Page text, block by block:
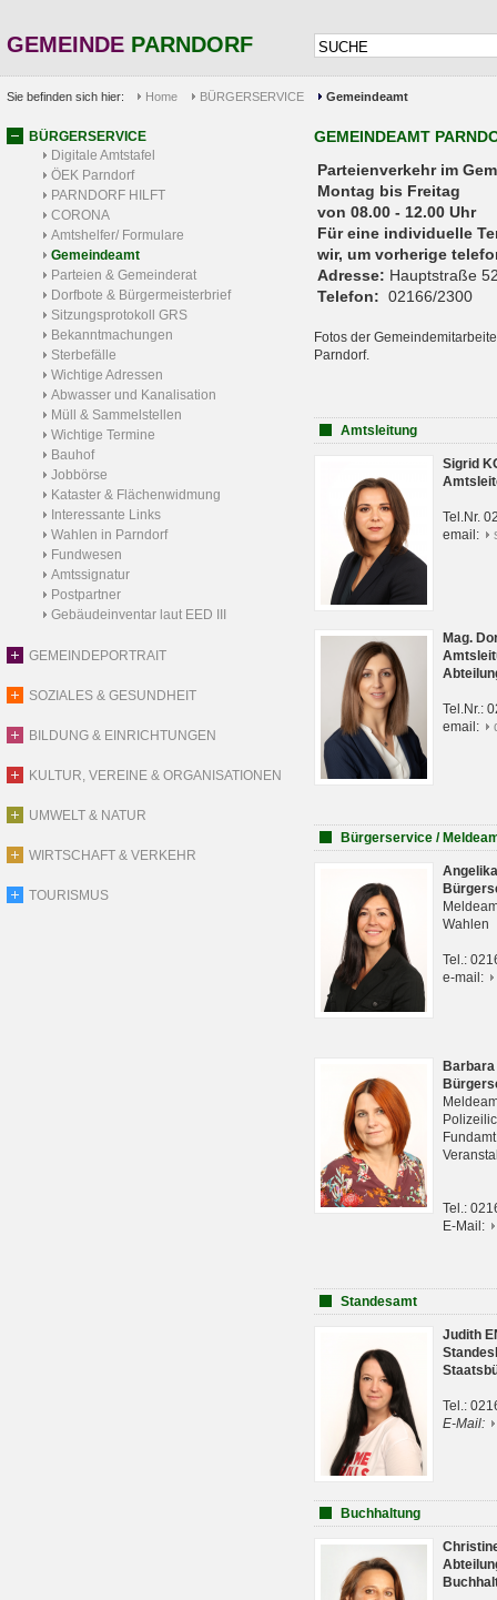
GEMEINDE PARNDORF
Sie befinden sich hier: Home BÜRGERSERVICE Gemeindeamt
BÜRGERSERVICE
Digitale Amtstafel
ÖEK Parndorf
PARNDORF HILFT
CORONA
Amtshelfer/ Formulare
Gemeindeamt
Parteien & Gemeinderat
Dorfbote & Bürgermeisterbrief
Sitzungsprotokoll GRS
Bekanntmachungen
Sterbefälle
Wichtige Adressen
Abwasser und Kanalisation
Müll & Sammelstellen
Wichtige Termine
Bauhof
Jobbörse
Kataster & Flächenwidmung
Interessante Links
Wahlen in Parndorf
Fundwesen
Amtssignatur
Postpartner
Gebäudeinventar laut EED III
GEMEINDEPORTRAIT
SOZIALES & GESUNDHEIT
BILDUNG & EINRICHTUNGEN
KULTUR, VEREINE & ORGANISATIONEN
UMWELT & NATUR
WIRTSCHAFT & VERKEHR
TOURISMUS
GEMEINDEAMT
Parteienverkehr
Montag bis Freitag
von 08.00 - 12.00 Uhr
Für eine individuelle
wir, um vorherige
Adresse: Hauptstraße
Telefon: 02166/2300
Fotos der
Parndorf.
Amtsleitung
Sigrid
Tel.Nr.
email:
Mag.
Tel.Nr.:
email:
Bürgerservice /
Wahlen
Tel.:
e-mail:
Tel.:
E-Mail:
Standesamt
Judith
Tel.:
E-Mail:
Buchhaltung